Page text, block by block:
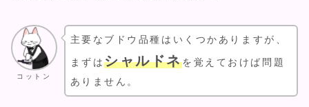
コットン
主要なブドウ品種はいくつかありますが、
まずはシャルドネを覚えておけば問題
ありません。